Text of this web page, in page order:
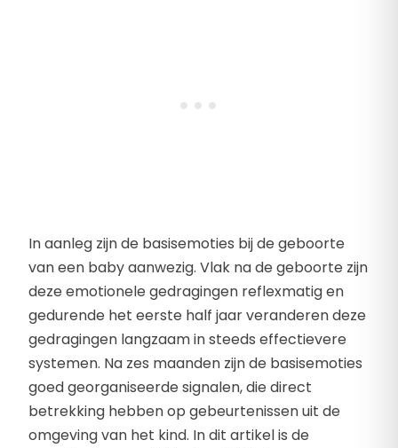
In aanleg zijn de basisemoties bij de geboorte
van een baby aanwezig. Vlak na de geboorte zijn
deze emotionele gedragingen reflexmatig en
gedurende het eerste half jaar veranderen deze
gedragingen langzaam in steeds effectievere
systemen. Na zes maanden zijn de basisemoties
goed georganiseerde signalen, die direct
betrekking hebben op gebeurtenissen uit de
omgeving van het kind. In dit artikel is de